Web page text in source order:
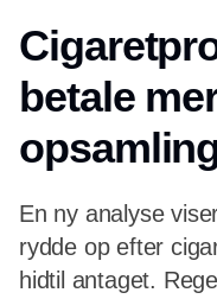
betale
En ny analyse
rydde op efter
hidtil antaget.